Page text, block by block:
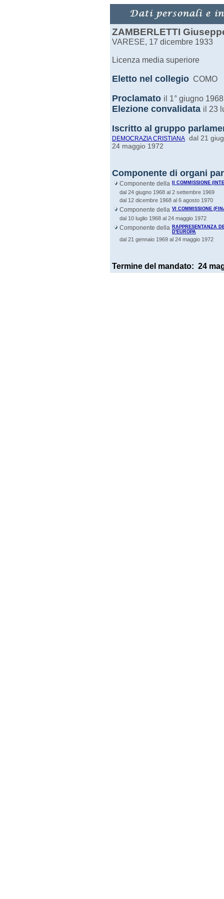
ZAMBERLETTI
VARESE, 17 dicembre 1933
Licenza media superiore
Eletto nel collegio COMO
Proclamato il 1° giugno 1968
Elezione convalidata il 23
Iscritto al gruppo
DEMOCRAZIA CRISTIANA dal 21
24 maggio 1972
Componente di organi
Componente della II COMMISSIONE
dal 24 giugno 1968 al 2 settembre 1969
dal 12 dicembre 1968 al 6 agosto 1970
Componente della VI COMMISSIONE
dal 10 luglio 1968 al 24 maggio 1972
Componente della RAPPRESENTANZA
D'EUROPA
dal 21 gennaio 1969 al 24 maggio 1972
Termine del mandato: 24